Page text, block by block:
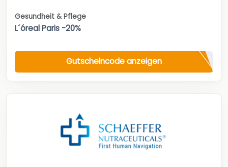
Gesundheit & Pflege
L´óreal Paris -20%
Gutscheincode anzeigen